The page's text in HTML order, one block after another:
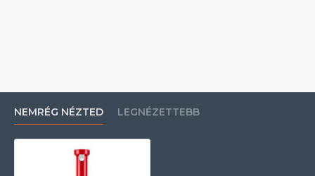
NEMRÉG NÉZTED LEGNÉZETTEBB